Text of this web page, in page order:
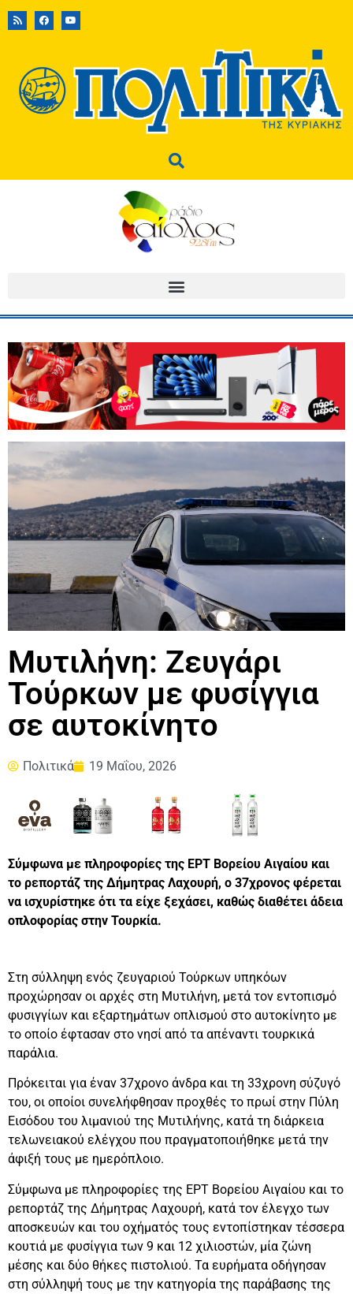
Μυτιλήνη: Ζευγάρι
Τούρκων με φυσίγγια
σε αυτοκίνητο
Πολιτικά 19 Μαΐου, 2026
Σύμφωνα με πληροφορίες της ΕΡΤ Βορείου Αιγαίου και
το ρεπορτάζ της Δήμητρας Λαχουρή, ο 37χρονος φέρεται
να ισχυρίστηκε ότι τα είχε ξεχάσει, καθώς διαθέτει άδεια
οπλοφορίας στην Τουρκία.
Στη σύλληψη ενός ζευγαριού Τούρκων υπηκόων
προχώρησαν οι αρχές στη Μυτιλήνη, μετά τον εντοπισμό
φυσιγγίων και εξαρτημάτων οπλισμού στο αυτοκίνητο με
το οποίο έφτασαν στο νησί από τα απέναντι τουρκικά
παράλια.
Πρόκειται για έναν 37χρονο άνδρα και τη 33χρονη σύζυγό
του, οι οποίοι συνελήφθησαν προχθές το πρωί στην Πύλη
Εισόδου του λιμανιού της Μυτιλήνης, κατά τη διάρκεια
τελωνειακού ελέγχου που πραγματοποιήθηκε μετά την
άφιξή τους με ημερόπλοιο.
Σύμφωνα με πληροφορίες της ΕΡΤ Βορείου Αιγαίου και το
ρεπορτάζ της Δήμητρας Λαχουρή, κατά τον έλεγχο των
αποσκευών και του οχήματός τους εντοπίστηκαν τέσσερα
κουτιά με φυσίγγια των 9 και 12 χιλιοστών, μία ζώνη
μέσης και δύο θήκες πιστολιού. Τα ευρήματα οδήγησαν
στη σύλληψή τους με την κατηγορία της παράβασης της